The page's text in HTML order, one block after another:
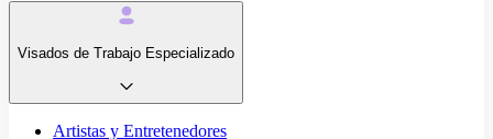
Visados de Trabajo Especializado
Artistas y Entretenedores